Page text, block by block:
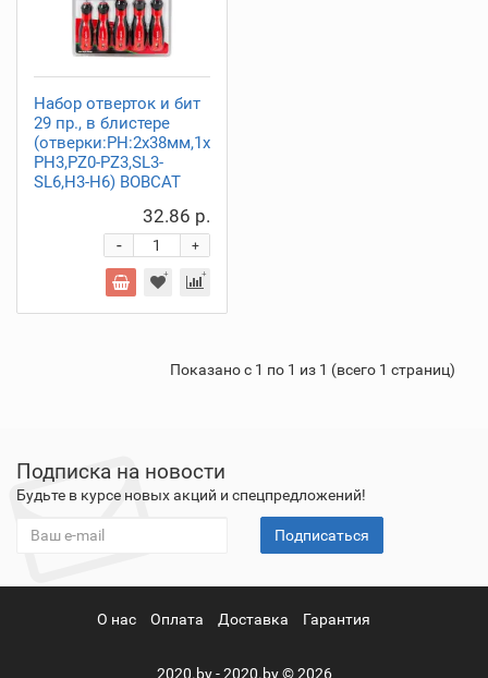
Набор отверток и бит
29 пр., в блистере
PH3,PZ0-PZ3,SL3-
SL6,H3-H6) BOBCAT
32.86 р.
+
-
Показано с 1 по 1 из 1 (всего 1 страниц)
Подписка на новости
Будьте в курсе новых акций и спецпредложений!
Подписаться
О нас Оплата Доставка Гарантия
2020.by - 2020.by © 2026